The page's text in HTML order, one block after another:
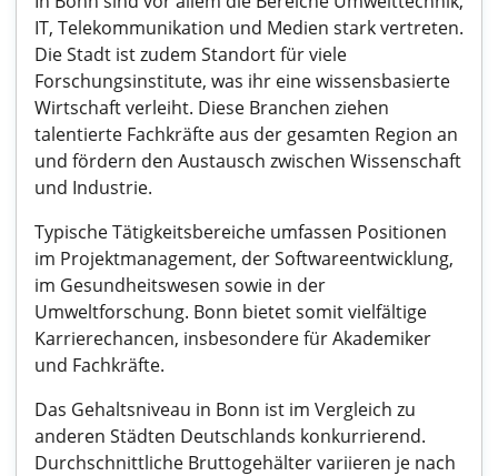
IT, Telekommunikation und Medien stark vertreten.
Die Stadt ist zudem Standort für viele
Forschungsinstitute, was ihr eine wissensbasierte
Wirtschaft verleiht. Diese Branchen ziehen
talentierte Fachkräfte aus der gesamten Region an
und fördern den Austausch zwischen Wissenschaft
und Industrie.
Typische Tätigkeitsbereiche umfassen Positionen
im Projektmanagement, der Softwareentwicklung,
im Gesundheitswesen sowie in der
Umweltforschung. Bonn bietet somit vielfältige
Karrierechancen, insbesondere für Akademiker
und Fachkräfte.
Das Gehaltsniveau in Bonn ist im Vergleich zu
anderen Städten Deutschlands konkurrierend.
Durchschnittliche Bruttogehälter variieren je nach